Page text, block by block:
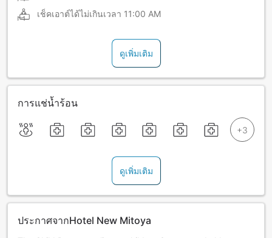
เช็คเอาต์ได้ไม่เกินเวลา 11:00 AM
ดูเพิ่มเติม
การแช่น้ำร้อน
ดูเพิ่มเติม
ประกาศจากHotel New Mitoya